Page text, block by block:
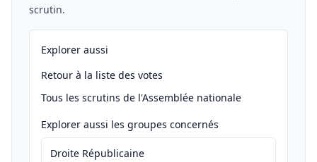
scrutin.
Explorer aussi
Retour à la liste des votes
Tous les scrutins de l'Assemblée nationale
Explorer aussi les groupes concernés
Droite Républicaine